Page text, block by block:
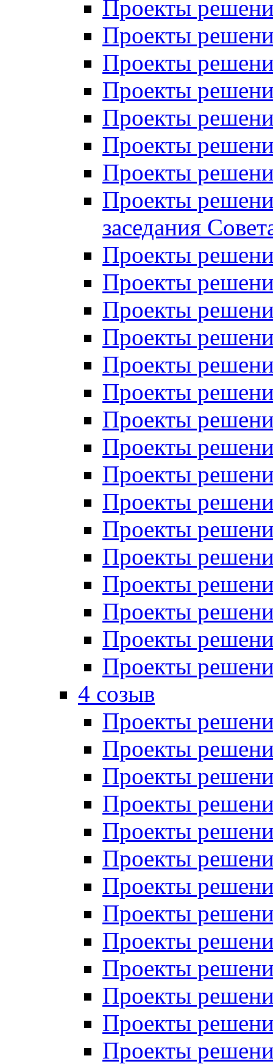
Проекты
Проекты
Проекты
Проекты
Проекты
Проекты
Проекты
Проекты
заседания
Проекты
Проекты
Проекты
Проекты
Проекты
Проекты
Проекты
Проекты
Проекты
Проекты
Проекты
Проекты
Проекты
Проекты
Проекты
Проекты
4 созыв
Проекты
Проекты
Проекты
Проекты
Проекты
Проекты
Проекты
Проекты
Проекты
Проекты
Проекты
Проекты
Проекты